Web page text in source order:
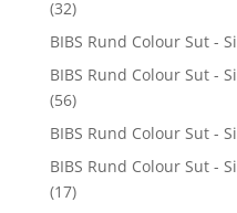
(32)
BIBS Rund Colour Sut -
BIBS Rund Colour Sut -
(56)
BIBS Rund Colour Sut -
BIBS Rund Colour Sut -
(17)